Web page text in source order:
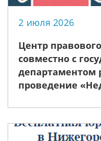
2 июля 2026
Центр
совместно с
департаментом
проведение
семьи, любви и